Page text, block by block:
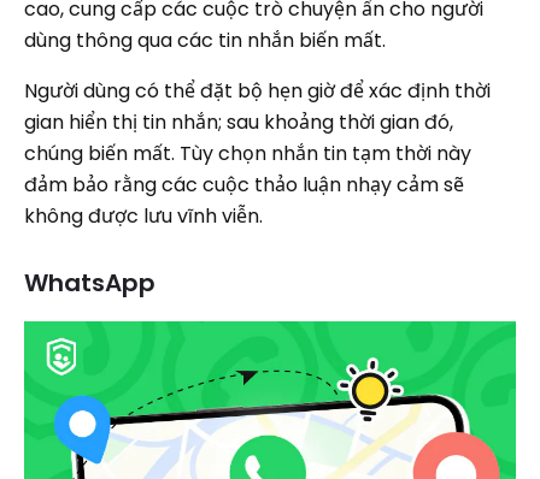
cao, cung cấp các cuộc trò chuyện ẩn cho người
dùng thông qua các tin nhắn biến mất.
Người dùng có thể đặt bộ hẹn giờ để xác định thời
gian hiển thị tin nhắn; sau khoảng thời gian đó,
chúng biến mất. Tùy chọn nhắn tin tạm thời này
đảm bảo rằng các cuộc thảo luận nhạy cảm sẽ
không được lưu vĩnh viễn.
WhatsApp